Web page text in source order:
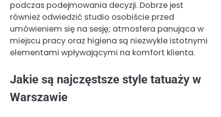
podczas podejmowania decyzji. Dobrze jest
również odwiedzić studio osobiście przed
umówieniem się na sesję; atmosfera panująca w
miejscu pracy oraz higiena są niezwykle istotnymi
elementami wpływającymi na komfort klienta.
Jakie są najczęstsze style tatuaży w
Warszawie